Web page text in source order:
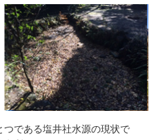
である塩井社水源の現状で